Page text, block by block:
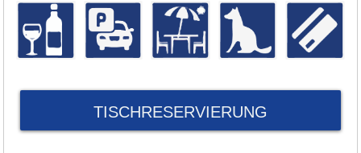
TISCHRESERVIERUNG